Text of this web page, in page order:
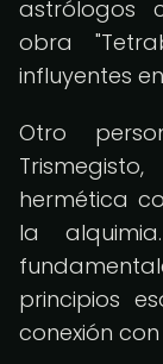
astrólogos
obra
influyentes
Otro
hermética
la
principios
conexión